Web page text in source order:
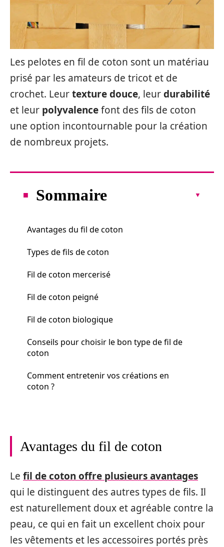
Les pelotes en fil de coton sont un matériau
prisé par les amateurs de tricot et de
crochet. Leurtexture douce, leurdurabilité
et leur polyvalencefont des fils de coton
une option incontournable pour la création
de nombreux projets.
Sommaire
Avantages du fil de coton
Types de fils de coton
Fil de coton mercerisé
Fil de coton peigné
Fil de coton biologique
Conseils pour choisir le bon type de fil de
coton
Comment entretenir vos créations en
coton ?
Avantages du fil de coton
Le fil de coton offre plusieurs avantages
qui le distinguent des autres types de fils. Il
est naturellement doux et agréable contre la
peau, ce qui en fait un excellent choix pour
les vêtements et les accessoires portés près